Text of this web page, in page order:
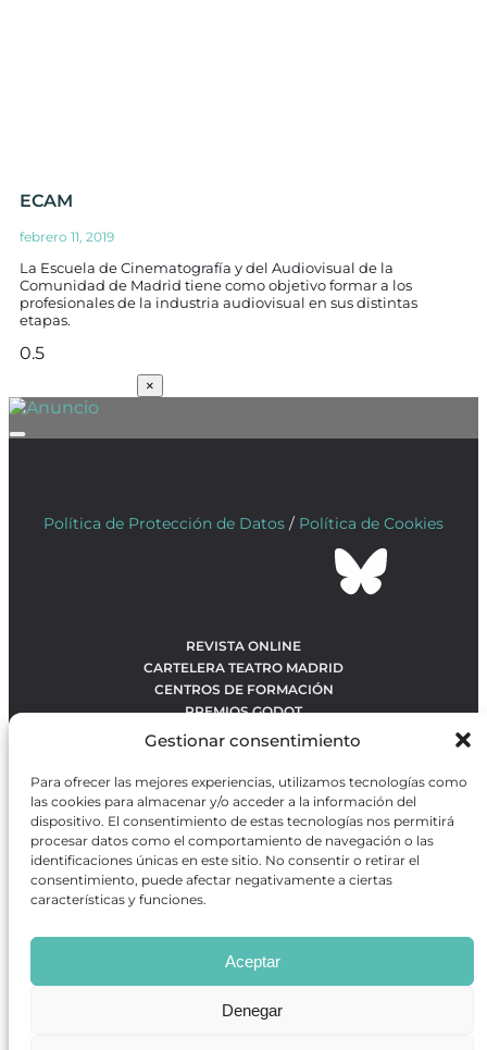
Gestionar consentimiento
Para ofrecer las mejores experiencias, utilizamos tecnologías como
las cookies para almacenar y/o acceder a la información del
dispositivo. El consentimiento de estas tecnologías nos permitirá
procesar datos como el comportamiento de navegación o las
identificaciones únicas en este sitio. No consentir o retirar el
consentimiento, puede afectar negativamente a ciertas
características y funciones.
Aceptar
Denegar
ECAM
febrero 11, 2019
La Escuela de Cinematografía y del Audiovisual de la
Comunidad de Madrid tiene como objetivo formar a los
profesionales de la industria audiovisual en sus distintas
etapas.
×
Política de Protección de Datos / Política de Cookies
REVISTA ONLINE
CARTELERA TEATRO MADRID
CENTROS DE FORMACIÓN
PREMIOS GODOT
CONTACTO
OBRAS MÁS VOTADAS
RANKING MEJORES OBRAS
BÚSQUEDA AVANZADA DE OBRAS
Revista GODOTes una revista independiente especializada
en información sobre artes escénicas de Madrid, gratuita y
que se distribuye en espacios escénicos, además de otros
puntos de interés turístico y de ocio de la capital.